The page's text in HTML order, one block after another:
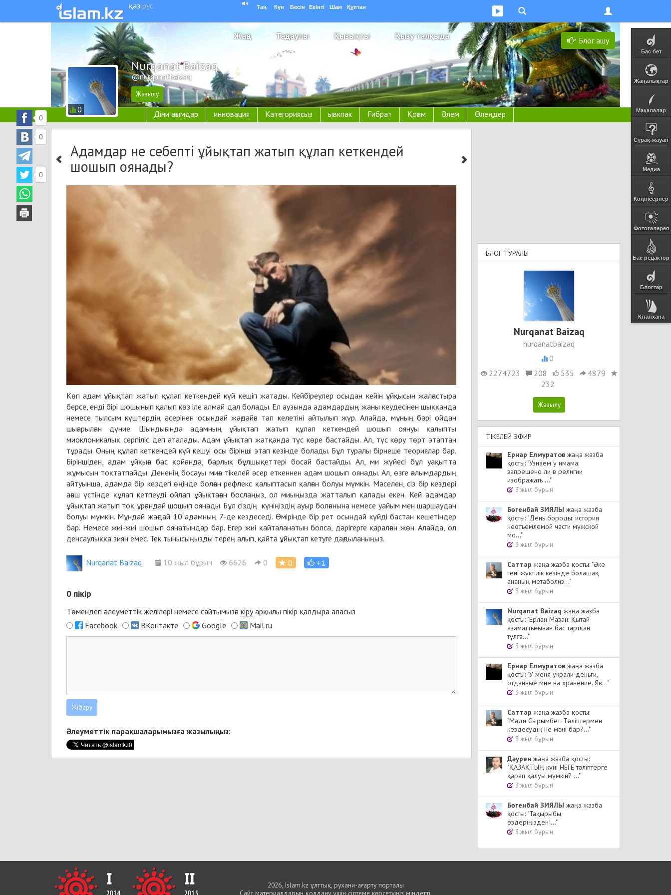
қаз рус Таң Күн Бесін Екінті Шам Құптан
Бас бет
Жаңалықтар
Мақалалар
Сұрақ-жауап
Медиа
Көңілсерпер
Фотогалерея
Бас редактор
Блогтар
Кітапхана
Блог ашу
Жаңа Таңдаулы Қызықты Қызу талқыда
0
Nurqanat Baizaq
@nurqanatbaizaq
Діни ағымдар инновация Категориясыз ывкпак Ғибрат Қоғам Әлем Өлеңдер
Адамдар не себепті ұйықтап жатып құлап кеткендей
шошып оянады?
0
0
0
Көп адам ұйықтап жатып құлап кеткендей күй кешіп жатады. Кейбіреулер осыдан кейін ұйқысын жалғастыра
берсе, енді бірі шошынып қалып көз іле алмай дал болады. Ел аузында адамдардың жаны кеудесінен шыққанда
немесе тылсым күштердің әсерінен осындай жағдайға тап келетіні айтылып жүр. Алайда, мұның бәрі ойдан
шығарылған дүние. Шындығында адамның ұйықтап жатып құлап кеткендей шошып оянуы қалыпты
миоклоникалық серпіліс деп аталады. Адам ұйықтап жатқанда түс көре бастайды. Ал, түс көру төрт этаптан
тұрады. Оның құлап кеткендей күй кешуі осы бірінші этап кезінде болады. Бұл туралы бірнеше теориялар бар.
Біріншіден, адам ұйқыға бас қойғанда, барлық бұлшықеттері босай бастайды. Ал, ми жүйесі бұл уақытта
жұмысын тоқтатпайды. Дененің босауы миға тікелей әсер еткеннен адам шошып оянады. Ал, өзге ғалымдардың
айтуынша, адамда бір кездегі өңінде болған рефлекс қалыптасып қалған болуы мүмкін. Мәселен, сіз бір кездері
ағаш үстінде құлап кетпеуді ойлап ұйықтаған бослаңыз, ол миыңызда жатталып қалады екен. Кей адамдар
ұйықтап жатып тоқ ұрғандай шошып оянады. Бұл сіздің күніңіздің ауыр болғанына немесе уайым мен шаршаудан
болуы мүмкін. Мұндай жағдай 10 адамның 7-де кездеседі. Өмірінде бір рет осындай күйді бастан кешетіндер
бар. Немесе жиі-жиі шошып оянатындар бар. Егер жиі қайталанатын болса, дәрігерге қаралған жөн. Алайда, ол
денсаулыққа зиян емес. Тек тынысыңызды терең алып, қайта ұйықтап кетуге дағдыланыңыз.
Nurqanat Baizaq 10 жыл бұрын 6626 0 0 +1
0 пікір
Төмендегі әлеуметтік желілері немесе сайтымызға кіруарқылы пікір қалдыра аласыз
Facebook
ВКонтакте Google Mail.ru
Әлеуметтік парақшаларымызға жазылыңыз:
БЛОГ ТУРАЛЫ
Nurqanat Baizaq
nurqanatbaizaq
0
2274723
208 535
4879
232
ТІКЕЛЕЙ ЭФИР
Ернар Елмуратов жаңа жазба
қосты: "Узнаем у имама:
запрещено ли в религии
изображать ..."
3 жыл бұрын
Бөгенбай ЗИЯЛЫ жаңа жазба
қосты: "День бороды: история
неотъемлемой части мужской
мо..."
3 жыл бұрын
Cаттар жаңа жазба қосты: "Әке
гені жүктілік кезінде болашақ
ананың метаболиз..."
3 жыл бұрын
Nurqanat Baizaq жаңа жазба
қосты: "Ерлан Мазан: Қытай
азаматтығынан бас тартқан
тұлға..."
3 жыл бұрын
Ернар Елмуратов жаңа жазба
қосты: "У меня украли деньги,
отданные мне на хранение. Яв..."
3 жыл бұрын
Cаттар жаңа жазба қосты:
"Мәди Сырымбет: Тәліптермен
кездесудің не мәні бар?..."
3 жыл бұрын
Дәурен жаңа жазба қосты:
"ҚАЗАҚТЫҢ күні НЕГЕ тәліптерге
қарап қалуы мүмкін? ..."
3 жыл бұрын
Бөгенбай ЗИЯЛЫ жаңа жазба
қосты: "Тақырыбы
өздеріңізден!..."
3 жыл бұрын
2026, Islam.kz ұлттық, рухани-ағарту порталы
Сайт материалдарын қолдану үшін сілтеме көрсетуіңіз міндетті.